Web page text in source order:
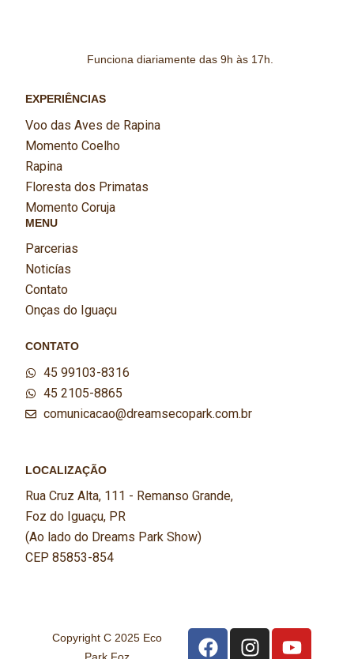
Funciona diariamente das 9h às 17h.
EXPERIÊNCIAS
Voo das Aves de Rapina
Momento Coelho
Rapina
Floresta dos Primatas
Momento Coruja
MENU
Parcerias
Noticías
Contato
Onças do Iguaçu
CONTATO
45 99103-8316
45 2105-8865
comunicacao@dreamsecopark.com.br
LOCALIZAÇÃO
Rua Cruz Alta, 111 - Remanso Grande,
Foz do Iguaçu, PR
(Ao lado do Dreams Park Show)
CEP 85853-854
Copyright C 2025 Eco